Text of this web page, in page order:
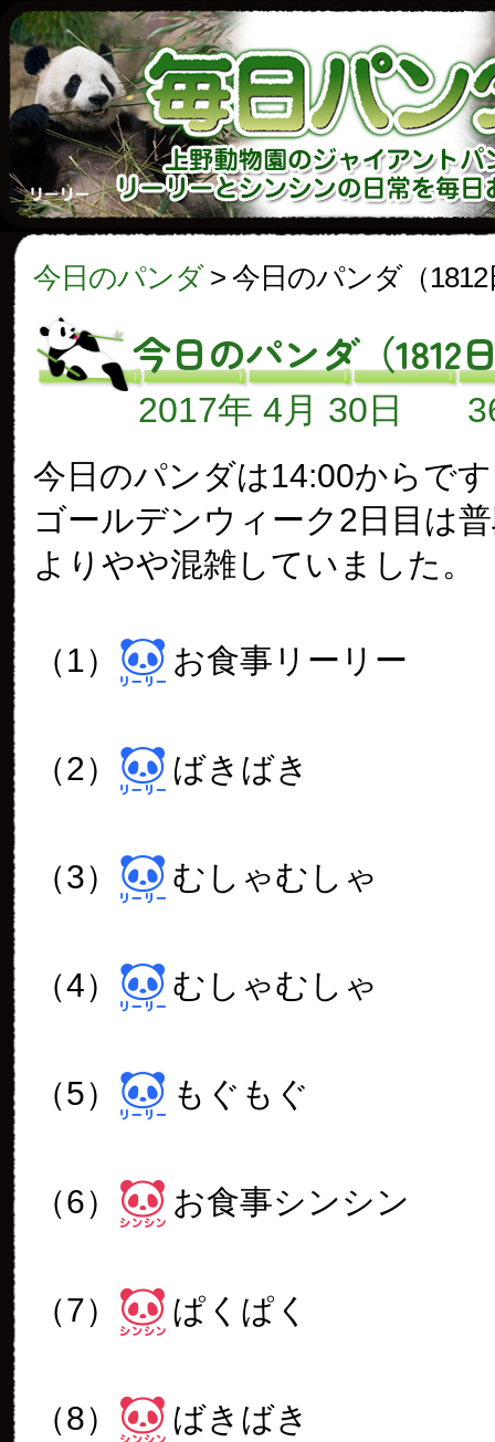
今日のパンダ> 今日のパンダ（1812
今日のパンダ（1812
2017年 4月 30日
今日のパンダは14:00からで
ゴールデンウィーク2日目は
よりやや混雑していました。
（1） お食事リーリー
（2） ばきばき
（3） むしゃむしゃ
（4） むしゃむしゃ
（5） もぐもぐ
（6） お食事シンシン
（7） ぱくぱく
（8） ばきばき